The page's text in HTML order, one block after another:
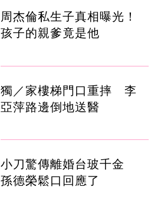
周杰倫私生子真相曝光！
孩子的親爹竟是他
獨／家樓梯門口重摔 李
亞萍路邊倒地送醫
小刀驚傳離婚台玻千金
孫德榮鬆口回應了